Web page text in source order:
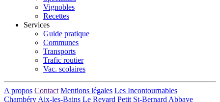
Vignobles
Recettes
Services
Guide pratique
Communes
Transports
Trafic routier
Vac. scolaires
A propos Contact Mentions légales Les Incontournables
ChambéryAix-les-Bains Le Revard Petit St-BernardAbbaye